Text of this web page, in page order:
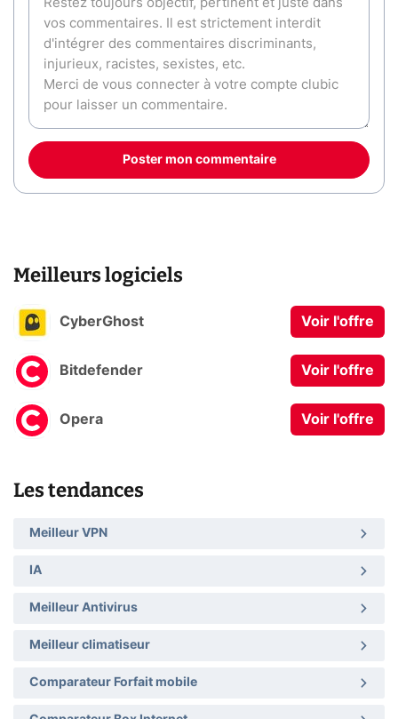
Poster mon commentaire
Meilleurs logiciels
CyberGhost Voir l'offre
Bitdefender Voir l'offre
Opera Voir l'offre
Les tendances
Meilleur VPN
IA
Meilleur Antivirus
Meilleur climatiseur
Comparateur Forfait mobile